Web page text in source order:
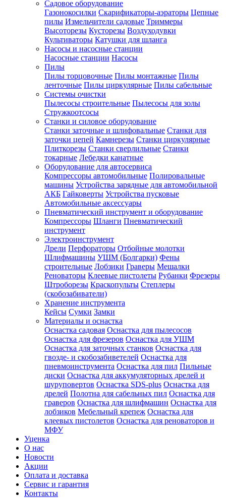
Садовое оборудование
Газонокосилки Скарификаторы-аэраторы Цепные
пилы Измельчители садовые Триммеры
Высоторезы Кусторезы Воздуходувки
Культиваторы Катушки для шланга
Насосы и насосные станции
Насосные станции Насосы
Пилы
Пилы торцовочные Пилы монтажные Пилы
ленточные Пилы циркулярные Пилы сабельные
Системы очистки
Пылесосы строительные Пылесосы для золы
Стружкоотсосы
Станки и силовое оборудование
Станки заточные и шлифовальные Станки для
заточки цепей Камнерезы Станки циркулярные
Плиткорезы Станки сверлильные Станки
токарные Лебедки канатные
Оборудование для автосервиса
Компрессоры автомобильные Полировальные
машины Устройства зарядные для автомобильной
АКБ Гайковерты Устройства пусковые
Автомобильные аксессуары
Пневматический инструмент и оборудование
Компрессоры Шланги Пневматический
инструмент
Электроинструмент
Дрели Перфораторы Отбойные молотки
Шлифмашины УШМ (Болгарки) Фены
строительные Лобзики Граверы Мешалки
Реноваторы Клеевые пистолеты Рубанки Фрезеры
Штроборезы Краскопульты Степлеры
(скобозабиватели)
Хранение инструмента
Кейсы Сумки Замки
Материалы и оснастка
Оснастка садовая Оснастка для пылесосов
Оснастка для фрезеров Оснастка для УШМ
Оснастка для заточных станков Оснастка для
гвозде- и скобозабиветелей Оснастка для
пневмоинструмента Оснастка для пил Пильные
диски Оснастка для аккумуляторных дрелей и
шуруповертов Оснастка SDS-plus Оснастка для
дрелей Полотна для сабельных пил Оснастка для
граверов Оснастка для шлифмашин Оснастка для
лобзиков Мебельный крепеж Оснастка для
клеевых пистолетов Оснастка для реноваторов и
МФУ
Уценка
О нас
Новости
Акции
Оплата и доставка
Сервис и гарантия
Контакты